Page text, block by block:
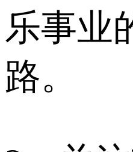
乐事业
路。